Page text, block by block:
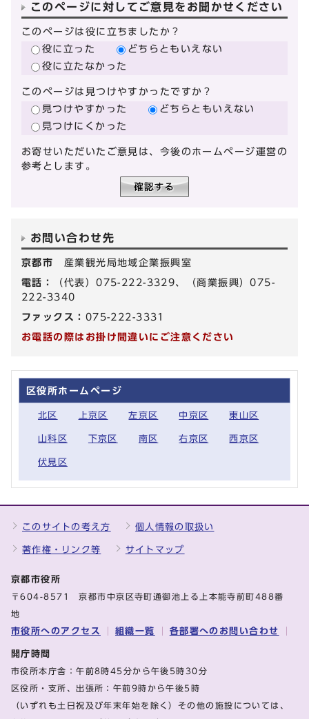
このページに対してご意見をお聞かせください
このページは役に立ちましたか？
役に立った
どちらともいえない
役に立たなかった
このページは見つけやすかったですか？
見つけやすかった
どちらともいえない
見つけにくかった
お寄せいただいたご意見は、今後のホームページ運営の
参考とします。
お問い合わせ先
京都市 産業観光局地域企業振興室
電話：
（代表）075-222-3329、（商業振興）075-
222-3340
ファックス： 075-222-3331
お電話の際はお掛け間違いにご注意ください
区役所ホームページ
北区 上京区 左京区 中京区 東山区
山科区 下京区 南区 右京区 西京区
伏見区
このサイトの考え方 個人情報の取扱い
著作権・リンク等 サイトマップ
京都市役所
〒604-8571 京都市中京区寺町通御池上る上本能寺前町488番
地
市役所へのアクセス 組織一覧 各部署へのお問い合わせ
開庁時間
市役所本庁舎：午前8時45分から午後5時30分
区役所・支所、出張所：午前9時から午後5時
（いずれも土日祝及び年末年始を除く）その他の施設については、